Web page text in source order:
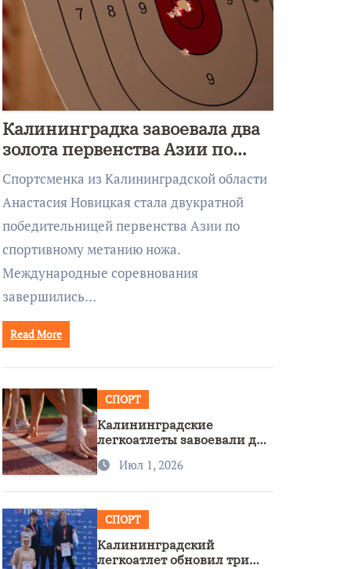
Калининградка завоевала два
золота первенства Азии по
метанию ножа
Спортсменка из Калининградской области
Анастасия Новицкая стала двукратной
победительницей первенства Азии по
спортивному метанию ножа.
Международные соревнования
завершились…
Read More
СПОРТ
Калининградские
легкоатлеты завоевали две
РоссииИюл 1, 2026
СПОРТ
Калининградский
легкоатлет обновил три